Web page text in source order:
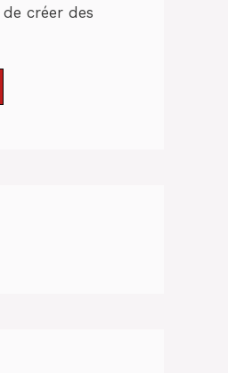
créer des